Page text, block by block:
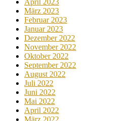
März 2023
Februar 2023
Januar 2023
Dezember 2022
November 2022
Oktober 2022
September 2022
August 2022
Juli 2022
Juni 2022
Mai 2022
April 2022
März 2022